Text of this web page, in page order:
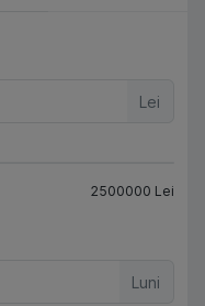
Lei
2500000 Lei
Luni